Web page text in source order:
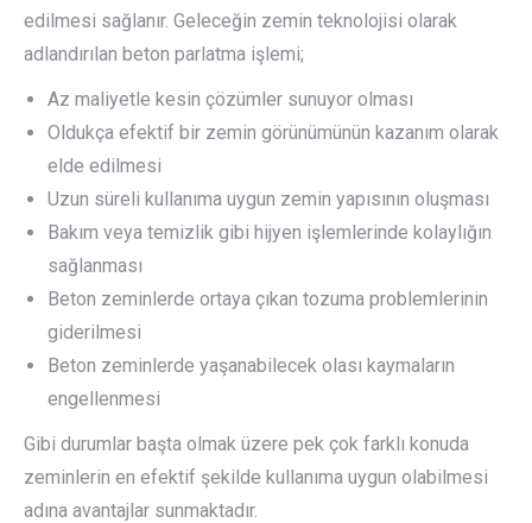
edilmesi sağlanır. Geleceğin zemin teknolojisi olarak
adlandırılan beton parlatma işlemi;
Az maliyetle kesin çözümler sunuyor olması
Oldukça efektif bir zemin görünümünün kazanım olarak
elde edilmesi
Uzun süreli kullanıma uygun zemin yapısının oluşması
Bakım veya temizlik gibi hijyen işlemlerinde kolaylığın
sağlanması
Beton zeminlerde ortaya çıkan tozuma problemlerinin
giderilmesi
Beton zeminlerde yaşanabilecek olası kaymaların
engellenmesi
Gibi durumlar başta olmak üzere pek çok farklı konuda
zeminlerin en efektif şekilde kullanıma uygun olabilmesi
adına avantajlar sunmaktadır.